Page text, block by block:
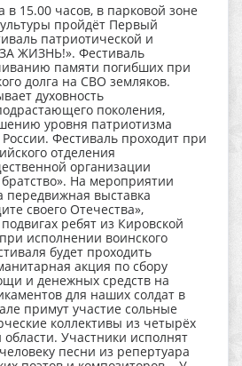
в 15.00 часов, в парковой зоне
пройдёт Первый
патриотической и
ЖИЗНЬ!». Фестиваль
памяти погибших при
долга на СВО земляков.
духовность
поколения,
уровня патриотизма
Фестиваль проходит при
отделения
организации
На мероприятии
передвижная выставка
своего Отечества»,
ребят из Кировской
исполнении воинского
будет проходить
акция по сбору
и денежных средств на
для наших солдат в
примут участие сольные
коллективы из четырёх
Участники исполнят
песни из репертуара